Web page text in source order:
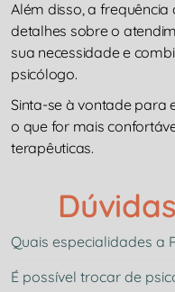
Além disso, a
detalhes sobre o
sua necessidade e
psicólogo.
Sinta-se à vontade para
o que for mais
terapêuticas.
Quais especialidades a
É possível trocar de